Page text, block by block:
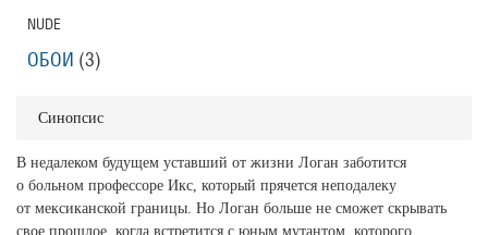
Синопсис
В недалеком будущем уставший от жизни Логан заботится
о больном профессоре Икс, который прячется неподалеку
от мексиканской границы. Но Логан больше не сможет скрывать
свое прошлое, когда встретится с юным мутантом, которого
NUDE
ОБОИ (3)